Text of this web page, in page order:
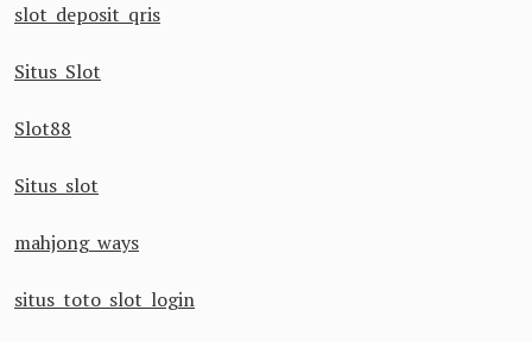
slot deposit qris
Situs Slot
Slot88
Situs slot
mahjong ways
situs toto slot login